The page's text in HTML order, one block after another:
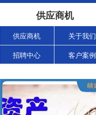
供应商机
供应商机 关于我们
招聘中心 客户案例